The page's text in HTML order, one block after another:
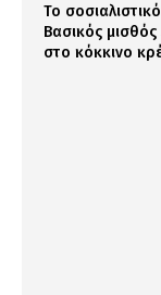
Το
Βασικός
στο κόκκινο